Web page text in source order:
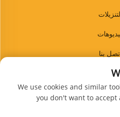
بنا
مدونة
We use cookies and similar
you don't want to accept